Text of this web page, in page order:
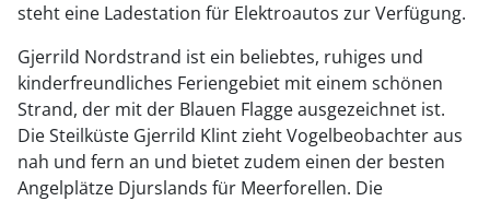
steht eine Ladestation für Elektroautos zur Verfügung.
Gjerrild Nordstrand ist ein beliebtes, ruhiges und
kinderfreundliches Feriengebiet mit einem schönen
Strand, der mit der Blauen Flagge ausgezeichnet ist.
Die Steilküste Gjerrild Klint zieht Vogelbeobachter aus
nah und fern an und bietet zudem einen der besten
Angelplätze Djurslands für Meerforellen. Die